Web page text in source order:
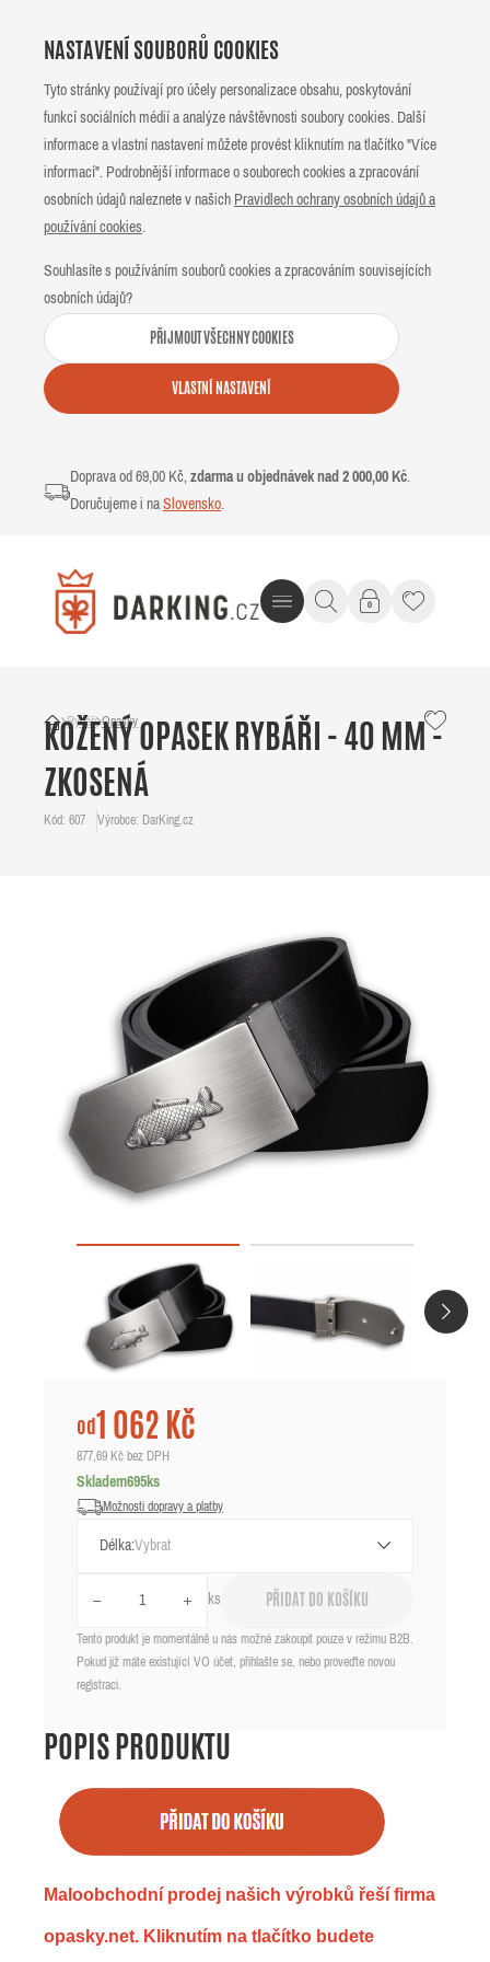
NASTAVENÍ SOUBORŮ COOKIES
Tyto stránky používají pro účely personalizace obsahu, poskytování
funkcí sociálních médií a analýze návštěvnosti soubory cookies. Další
informace a vlastní nastavení můžete provést kliknutím na tlačítko "Více
informací". Podrobnější informace o souborech cookies a zpracování
osobních údajů naleznete v našich Pravidlech ochrany osobních údajů a
používání cookies.
Souhlasíte s používáním souborů cookies a zpracováním souvisejících
osobních údajů?
PŘIJMOUT VŠECHNY COOKIES
VLASTNÍ NASTAVENÍ
Doprava od 69,00 Kč,zdarma u objednávek nad 2 000,00 Kč.
Doručujeme i naSlovensko.
Rybáři Opasky
KOŽENÝ OPASEK RYBÁŘI - 40 MM -
ZKOSENÁ
Kód: 607 Výrobce: DarKing.cz
od 1 062 Kč
877,69 Kč bez DPH
Skladem695ks
Možnosti dopravy a platby
Délka:
ks PŘIDAT DO KOŠÍKU
Tento produkt je momentálně u nás možné zakoupit pouze v režimu B2B.
Pokud již máte existující VO účet, přihlašte se, nebo proveďte novou
registraci.
POPIS PRODUKTU
Maloobchodní prodej našich výrobků řeší firma
opasky.net. Kliknutím na tlačítko budete